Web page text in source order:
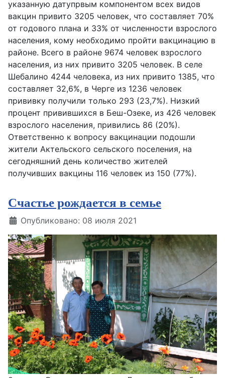
указанную датупрвым компонентом всех видов
вакцин привито 3205 человек, что составляет 70%
от годового плана и 33% от численности взрослого
населения, кому необходимо пройти вакцинацию в
районе. Всего в районе 9674 человек взрослого
населения, из них привито 3205 человек. В селе
Шебалино 4244 человека, из них привито 1385, что
составляет 32,6%, в Черге из 1236 человек
прививку получили только 293 (23,7%). Низкий
процент привившихся в Беш-Озеке, из 426 человек
взрослого населения, привились 86 (20%).
Ответственно к вопросу вакцинации подошли
жители Актельского сельского поселения, на
сегодняшний день количество жителей
получивших вакцины 116 человек из 150 (77%).
Счастье рождается в семье
Информация о материале
Опубликовано: 08 июля 2021